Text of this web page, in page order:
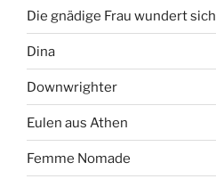
Die gnädige Frau wundert sich
Dina
Downwrighter
Eulen aus Athen
Femme Nomade